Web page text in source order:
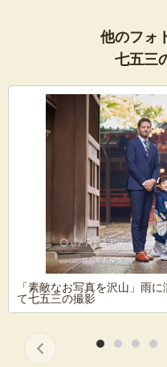
他のフォ
七五三
「素敵なお写真を沢山」雨
て七五三の撮影